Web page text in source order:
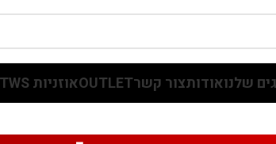
שלנואודותצור קשרOUTLETאוזניות TWS